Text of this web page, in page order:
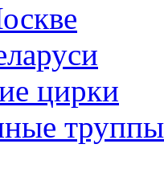
цирки
труппы